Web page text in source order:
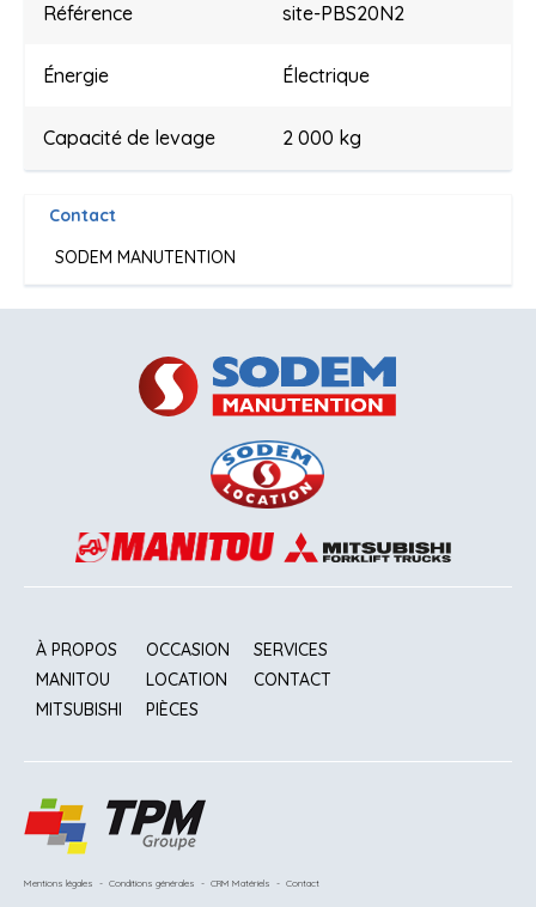
Référence site-PBS20N2
Énergie Électrique
Capacité de levage 2 000 kg
Contact
SODEM MANUTENTION
À PROPOS
MANITOU
MITSUBISHI
OCCASION
LOCATION
PIÈCES
SERVICES
CONTACT
Mentions légales - Conditions générales - CRM Matériels - Contact